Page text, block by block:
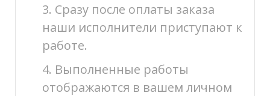
3. Сразу после оплаты заказа
наши исполнители приступают к
работе.
4. Выполненные работы
отображаются в вашем личном